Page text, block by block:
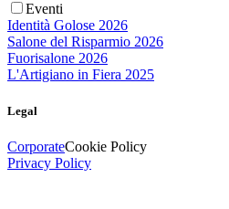
Eventi
Identità Golose 2026
Salone del Risparmio 2026
Fuorisalone 2026
L'Artigiano in Fiera 2025
Legal
CorporateCookie Policy
Privacy Policy